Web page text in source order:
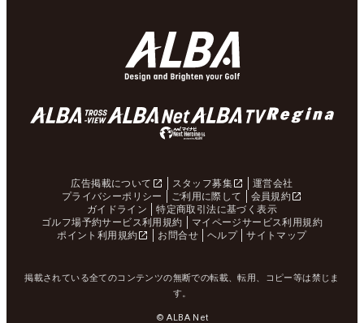
広告掲載について スタッフ募集
運営会社
プライバシーポリシー
ご利用に際して
会員規約
ガイドライン
特定商取引法に基づく表示
ゴルフ場予約サービス利用規約
マイページサービス利用規約
ポイント利用規約
お問合せ ヘルプ サイトマップ
掲載されている全てのコンテンツの無断での転載、転用、コピー等は禁じま
す。
© ALBA Net